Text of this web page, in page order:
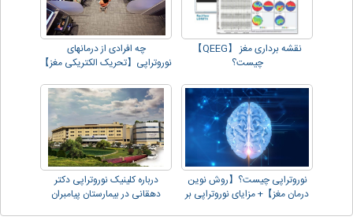
نقشه برداری مغز 【QEEG】
چیست؟
چه افرادی از درمانهای
نوروتراپی【تحریک الکتریکی مغز】
نوروتراپی چیست؟【روش نوین
درمان مغز】+ مزایای نوروتراپی بر
درباره کلینیک نوروتراپی دکتر
دهقانی در بیمارستان پیامبران